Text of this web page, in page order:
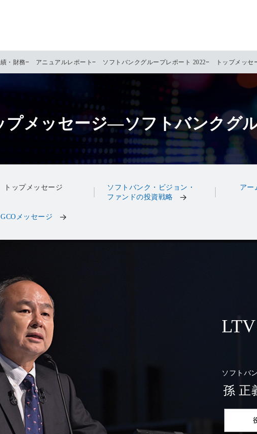
・財務 アニュアルレポート ソフトバンクグループレポート 2022 トップメッ
プメッセージ—ソフトバンクグ
トップメッセージ
ソフトバンク・ビジョン・
ファンドの投資戦略
アー
GCOメッセージ
ソフトバ
孫 正